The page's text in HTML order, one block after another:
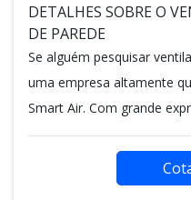
DETALHES SOBRE O
DE PAREDE
Se alguém pesquisar
uma empresa altamente
Smart Air. Com grande